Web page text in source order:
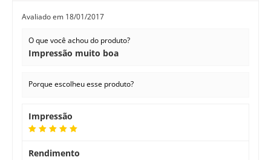
Avaliado em 18/01/2017
O que você achou do produto?
Impressão muito boa
Porque escolheu esse produto?
Impressão
Rendimento